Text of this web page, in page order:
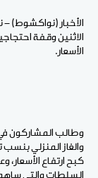
الأخبار (نواكشوط)
الاثنين وقفة
الأسعار.
وطالب المشاركون في
كبح ارتفاع الأسعار،
السلطات والتي